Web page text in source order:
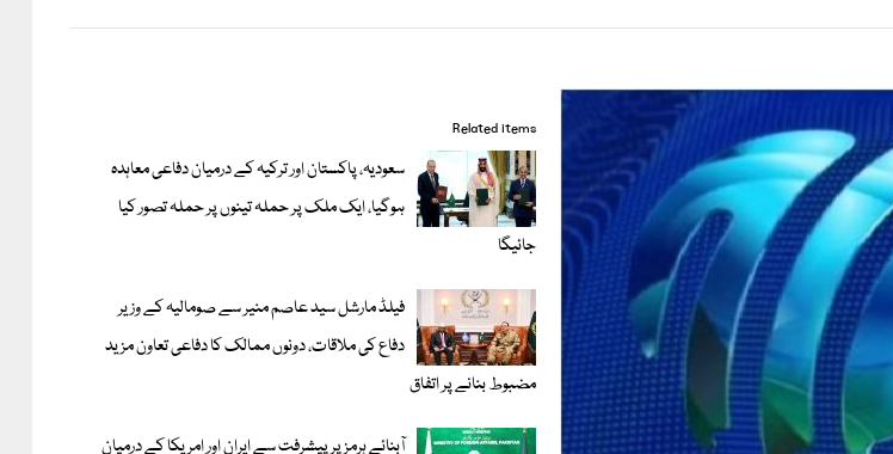
Related items
سعودیہ، پاکستان اور ترکیہ کے درمیان دفاعی معاہدہ
ہوگیا، ایک ملک پر حملہ تینوں پر حملہ تصور کیا
جائیگا
فیلڈ مارشل سید عاصم منیر سے صومالیہ کے وزیر
دفاع کی ملاقات، دونوں ممالک کا دفاعی تعاون مزید
مضبوط بنانے پر اتفاق
آبنائے ہرمز پر پیشرفت سے ایران اور امریکا کے درمیان